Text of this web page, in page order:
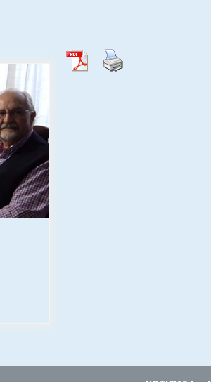
28/07/2026
Maipu.
25/06/2026
MUNICIPALIDADES, HONORARIOS,
DESPIDOS
28/05/2026
¿Asesores con doble sueldo?